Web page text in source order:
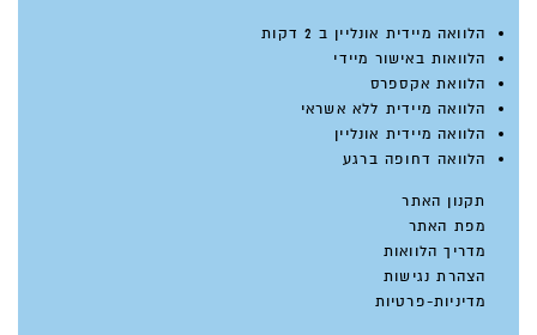
הלוואה מיידית אונליין ב 2 דקות
הלוואות באישור מיידי
הלוואת אקספרס
הלוואה מיידית ללא אשראי
הלוואה מיידית אונליין
הלוואה דחופה ברגע
תקנון האתר
מפת האתר
מדריך הלוואות
הצהרת נגישות
מדיניות-פרטיות